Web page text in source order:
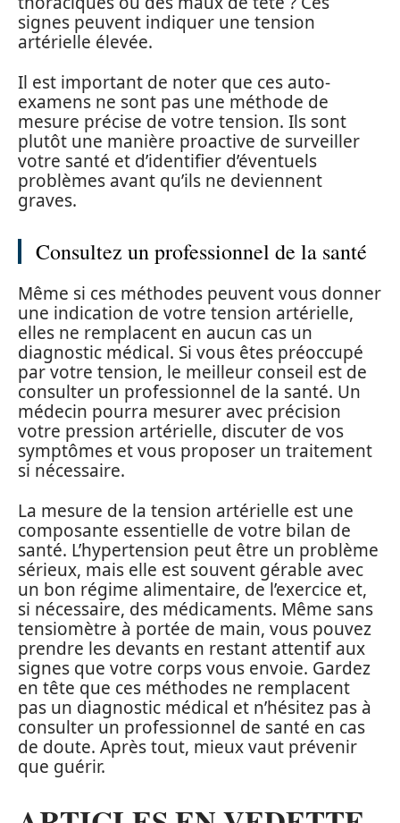
signes peuvent indiquer une tension
artérielle élevée.
Il est important de noter que ces auto-
examens ne sont pas une méthode de
mesure précise de votre tension. Ils sont
plutôt une manière proactive de surveiller
votre santé et d’identifier d’éventuels
problèmes avant qu’ils ne deviennent
graves.
Consultez un professionnel de la santé
Même si ces méthodes peuvent vous donner
une indication de votre tension artérielle,
elles ne remplacent en aucun cas un
diagnostic médical. Si vous êtes préoccupé
par votre tension, le meilleur conseil est de
consulter un professionnel de la santé. Un
médecin pourra mesurer avec précision
votre pression artérielle, discuter de vos
symptômes et vous proposer un traitement
si nécessaire.
La mesure de la tension artérielle est une
composante essentielle de votre bilan de
santé. L’hypertension peut être un problème
sérieux, mais elle est souvent gérable avec
un bon régime alimentaire, de l’exercice et,
si nécessaire, des médicaments. Même sans
tensiomètre à portée de main, vous pouvez
prendre les devants en restant attentif aux
signes que votre corps vous envoie. Gardez
en tête que ces méthodes ne remplacent
pas un diagnostic médical et n’hésitez pas à
consulter un professionnel de santé en cas
de doute. Après tout, mieux vaut prévenir
que guérir.